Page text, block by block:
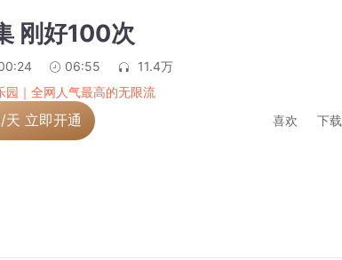
刚好100次
06:55
11.4万
园｜全网人气最高的无限流
天 立即开通 喜欢 下载